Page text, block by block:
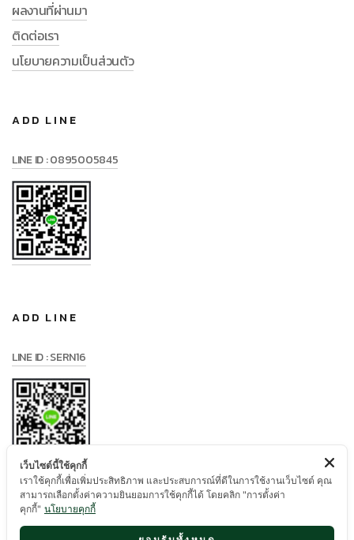
ผลงานที่ผ่านมา
ติดต่อเรา
นโยบายความเป็นส่วนตัว
ADD LINE
LINE ID : 0895005845
ADD LINE
LINE ID : SERN16
เว็บไซต์นี้ใช้คุกกี้
เราใช้คุกกี้เพื่อเพิ่มประสิทธิภาพ และประสบการณ์ที่ดีในการใช้งานเว็บไซต์ คุณ
สามารถเลือกตั้งค่าความยินยอมการใช้คุกกี้ได้ โดยคลิก "การตั้งค่า
คุกกี้" นโยบายคุกกี้